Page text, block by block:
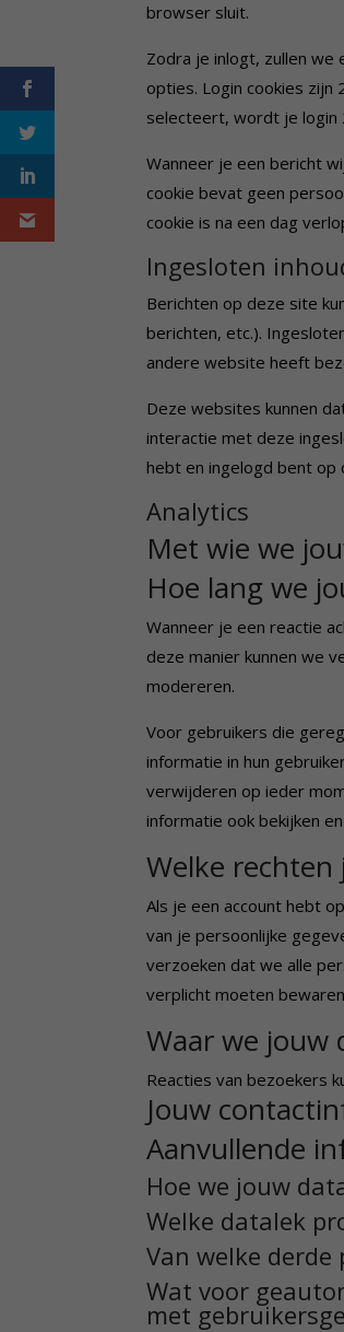
browser sluit.
Zodra je inlogt, zullen we
opties. Login cookies zijn
selecteert, wordt je login
Wanneer je een bericht
cookie bevat geen
cookie is na een dag
Ingesloten
Berichten op deze site
berichten, etc.).
andere website heeft
Deze websites kunnen
interactie met deze
hebt en ingelogd bent op
Analytics
Met wie we
Hoe lang we
Wanneer je een reactie
deze manier kunnen we
modereren.
Voor gebruikers die
informatie in hun
verwijderen op ieder
informatie ook bekijken
Welke
Als je een account hebt
van je persoonlijke
verzoeken dat we alle
verplicht moeten
Waar we jouw
Reacties van bezoekers
Jouw
Aanvullende
Hoe we jouw
Welke datalek
Van welke
Wat voor
met